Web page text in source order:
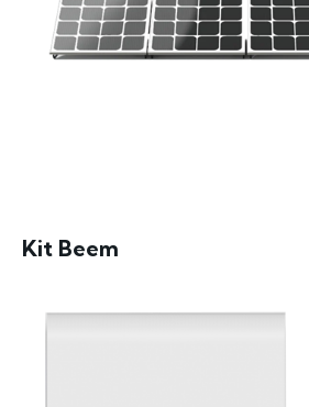
Kit Beem